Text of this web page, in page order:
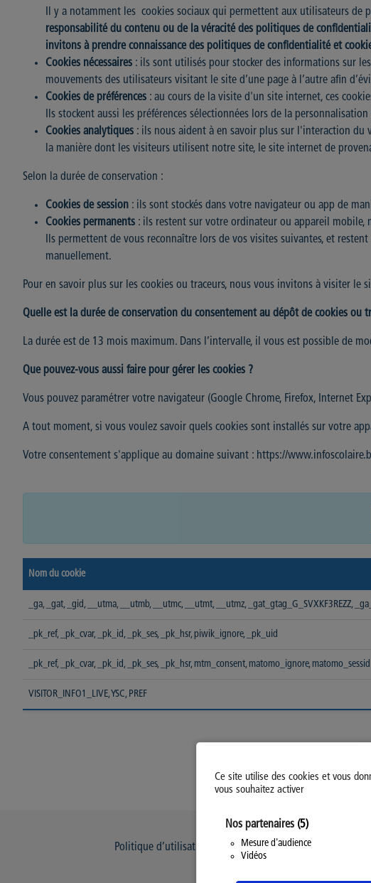
Ce site utilise des cookies et vous
vous souhaitez activer
Nos partenaires (5)
Mesure d'audience
Vidéos
Il y a notamment les cookies sociaux qui permettent aux utilisateurs de
responsabilité du contenu ou de la véracité des politiques de
invitons à prendre connaissance des politiques de confidentialité et
Cookies nécessaires : ils sont utilisés pour stocker des informations sur
mouvements des utilisateurs visitant le site d’une page à l’autre afin
Cookies de préférences : au cours de la visite d'un site internet, ces
Ils stockent aussi les préférences sélectionnées lors de la
Cookies analytiques : ils nous aident à en savoir plus sur l'interaction du
la manière dont les visiteurs utilisent notre site, le site internet de
Selon la durée de conservation :
Cookies de session : ils sont stockés dans votre navigateur ou app de
Cookies permanents : ils restent sur votre ordinateur ou appareil mobile,
Ils permettent de vous reconnaître lors de vos visites suivantes, et
manuellement.
Pour en savoir plus sur les cookies ou traceurs, nous vous invitons à visiter le
Quelle est la durée de conservation du consentement au dépôt de cookies ou
La durée est de 13 mois maximum. Dans l’intervalle, il vous est possible de
Que pouvez-vous aussi faire pour gérer les cookies ?
Vous pouvez paramétrer votre navigateur (Google Chrome, Firefox, Internet
A tout moment, si vous voulez savoir quels cookies sont installés sur votre
Votre consentement s'applique au domaine suivant : https://
Nom du cookie
_ga, _gat, _gid, __utma, __utmb, __utmc, __utmt, __utmz, _gat_gtag_G_SVXKF3REZZ,
_pk_ref, _pk_cvar, _pk_id, _pk_ses, _pk_hsr, piwik_ignore, _pk_uid
_pk_ref, _pk_cvar, _pk_id, _pk_ses, _pk_hsr, mtm_consent, matomo_ignore, matomo_sessid
VISITOR_INFO1_LIVE, YSC, PREF
Politique d’utilisation des Cookies Modifiez votre